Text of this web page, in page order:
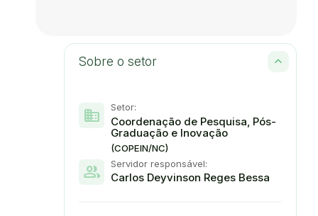
Sobre o setor
domain Setor:
Coordenação de Pesquisa, Pós-
Graduação e Inovação
(COPEIN/NC)
group Servidor responsável:
Carlos Deyvinson Reges Bessa